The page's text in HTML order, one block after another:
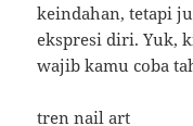
keindahan, tetapi
ekspresi diri. Yuk,
wajib kamu coba
tren nail art